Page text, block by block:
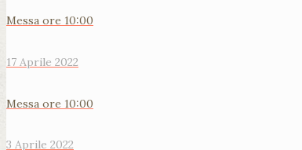
Messa ore 10:00
17 Aprile 2022
Messa ore 10:00
3 Aprile 2022